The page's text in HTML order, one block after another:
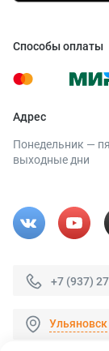
Способы оплаты
Адрес
Понедельник —
выходные дни
+7 (937)
Ульяновск